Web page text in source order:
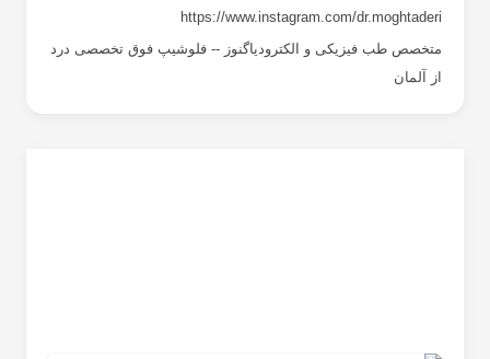
https://www.instagram.com/dr.moghtaderi
متخصص طب فیزیکی و الکترودیاگنوز -- فلوشیپ فوق تخصصی درد
از آلمان